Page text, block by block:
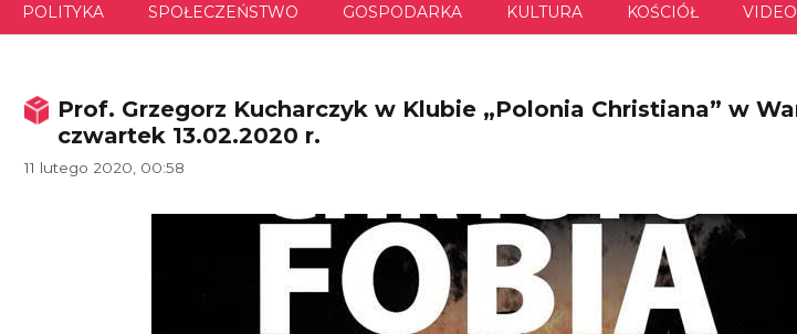
POLITYKA SPOŁECZEŃSTWO GOSPODARKA KULTURA KOŚCIÓŁ VIDEO
Prof. Grzegorz Kucharczyk w Klubie „Polonia Christiana” w
czwartek 13.02.2020 r.
11 lutego 2020, 00:58